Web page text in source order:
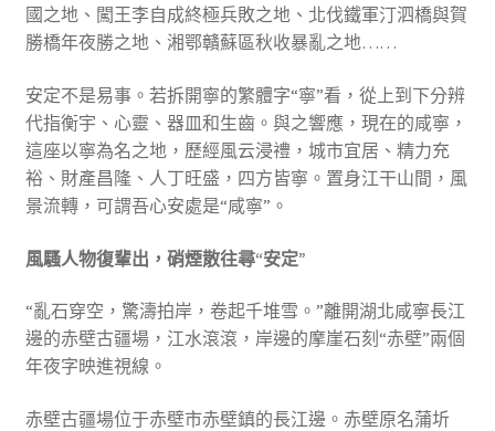
國之地、闖王李自成終極兵敗之地、北伐鐵軍汀泗橋與賀
勝橋年夜勝之地、湘鄂贛蘇區秋收暴亂之地……
安定不是易事。若拆開寧的繁體字“寧”看，從上到下分辨
代指衡宇、心靈、器皿和生齒。與之響應，現在的咸寧，
這座以寧為名之地，歷經風云浸禮，城市宜居、精力充
裕、財產昌隆、人丁旺盛，四方皆寧。置身江干山間，風
景流轉，可謂吾心安處是“咸寧”。
風騷人物復輩出，硝煙散往尋“安定”
“亂石穿空，驚濤拍岸，卷起千堆雪。”離開湖北咸寧長江
邊的赤壁古疆場，江水滾滾，岸邊的摩崖石刻“赤壁”兩個
年夜字映進視線。
赤壁古疆場位于赤壁市赤壁鎮的長江邊。赤壁原名蒲圻